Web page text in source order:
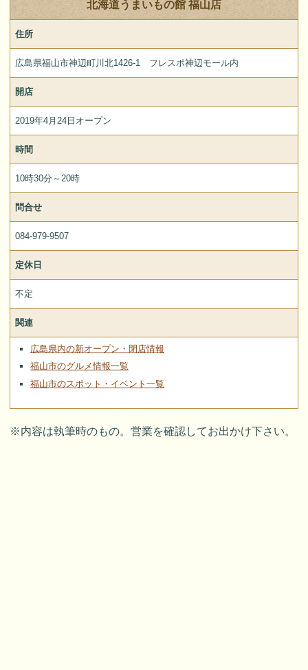
北海道うまいもの館 福山店
住所
広島県福山市神辺町川北1426-1 フレスポ神辺モール内
開店
2019年4月24日オープン
時間
10時30分～20時
問合せ
084-979-9507
定休日
不定
関連
広島県内の新オープン・閉店情報
福山市のグルメ情報一覧
福山市のスポット・イベント一覧
※内容は執筆時のもの。営業を確認してお出かけ下さい。